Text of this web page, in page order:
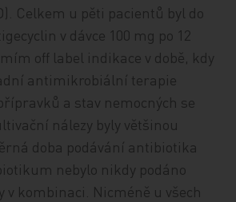
Celkem u pěti pacientů byl do
v dávce 100 mg po 12
off label indikace v době, kdy
antimikrobiální terapie
a stav nemocných se
nálezy byly většinou
doba podávání antibiotika
nebylo nikdy podáno
v kombinaci. Nicméně u všech